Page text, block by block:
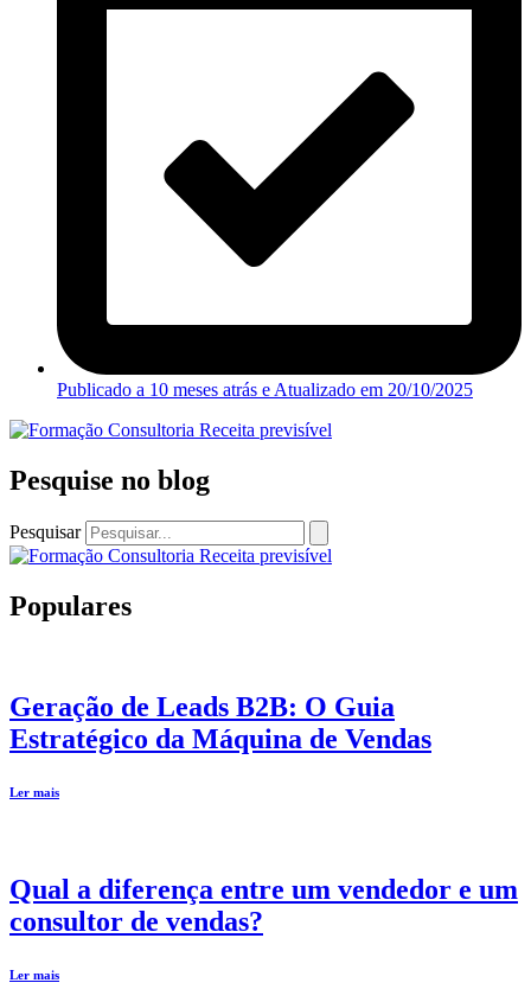
Publicado a 10 meses atrás e Atualizado em 20/10/2025
Pesquise no blog
Pesquisar
Populares
Geração de Leads B2B: O Guia
Estratégico da Máquina de Vendas
Ler mais
Qual a diferença entre um vendedor e um
consultor de vendas?
Ler mais